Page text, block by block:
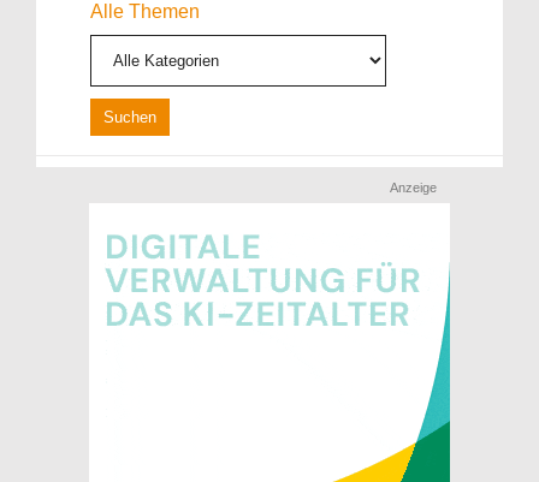
Alle Themen
Anzeige